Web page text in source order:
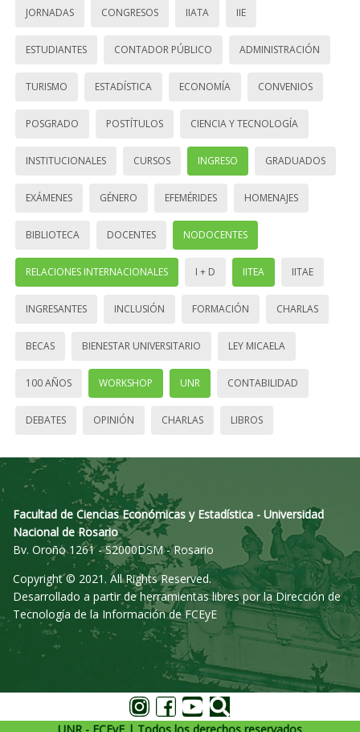
JORNADAS CONGRESOS IIATA IIE
ESTUDIANTES CONTADOR PÚBLICO ADMINISTRACIÓN
TURISMO ESTADÍSTICA ECONOMÍA CONVENIOS
POSGRADO POSTÍTULOS CIENCIA Y TECNOLOGÍA
INSTITUCIONALES CURSOS INGRESO GRADUADOS
EXÁMENES GÉNERO EFEMÉRIDES HOMENAJES
BIBLIOTECA DOCENTES NODOCENTES
RELACIONES INTERNACIONALES I + D IITEA IITAE
INGRESANTES INCLUSIÓN FORMACIÓN CHARLAS
BECAS BIENESTAR UNIVERSITARIO LEY MICAELA
100 AÑOS WORKSHOP UNR CONTABILIDAD
DEBATES OPINIÓN CHARLAS LIBROS
Facultad de Ciencias Económicas y Estadística - Universidad
Nacional de Rosario
Bv. Oroño 1261 - S2000DSM - Rosario
Copyright © 2021. All Rights Reserved.
Desarrollado a partir de herramientas libres por la Dirección de
Tecnología de la Información de FCEyE